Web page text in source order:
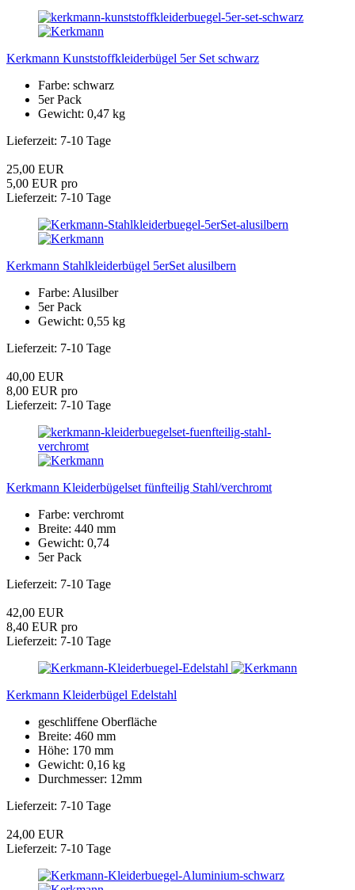
Kerkmann Kunststoffkleiderbügel 5er Set schwarz
Farbe: schwarz
5er Pack
Gewicht: 0,47 kg
Lieferzeit: 7-10 Tage
25,00 EUR
5,00 EUR pro
Lieferzeit: 7-10 Tage
Kerkmann Stahlkleiderbügel 5erSet alusilbern
Farbe: Alusilber
5er Pack
Gewicht: 0,55 kg
Lieferzeit: 7-10 Tage
40,00 EUR
8,00 EUR pro
Lieferzeit: 7-10 Tage
Kerkmann Kleiderbügelset fünfteilig Stahl/verchromt
Farbe: verchromt
Breite: 440 mm
Gewicht: 0,74
5er Pack
Lieferzeit: 7-10 Tage
42,00 EUR
8,40 EUR pro
Lieferzeit: 7-10 Tage
Kerkmann Kleiderbügel Edelstahl
geschliffene Oberfläche
Breite: 460 mm
Höhe: 170 mm
Gewicht: 0,16 kg
Durchmesser: 12mm
Lieferzeit: 7-10 Tage
24,00 EUR
Lieferzeit: 7-10 Tage